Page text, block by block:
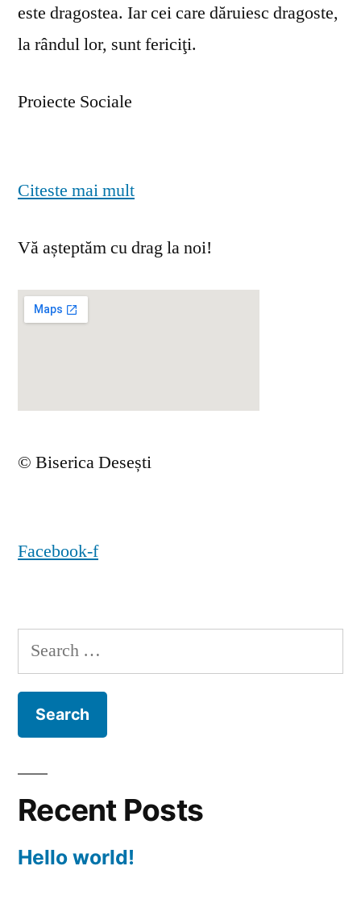
este dragostea. Iar cei care dăruiesc dragoste,
la rândul lor, sunt fericiţi.
Proiecte Sociale
Citeste mai mult
Vă așteptăm cu drag la noi!
© Biserica Desești
Facebook-f
Search
for:
Recent Posts
Hello world!